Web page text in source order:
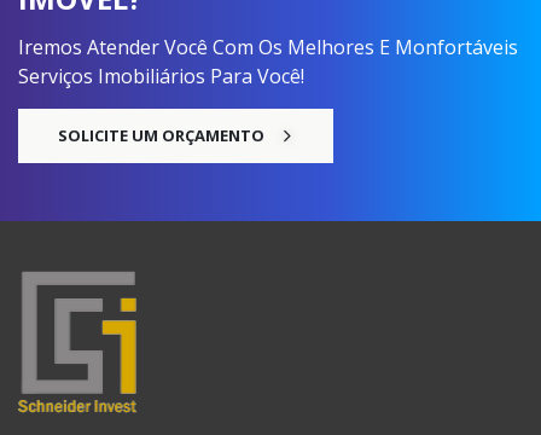
clicando aqui.
Iremos Atender Você Com Os Melhores E Monfortáveis
Serviços Imobiliários Para Você!
SOLICITE UM ORÇAMENTO